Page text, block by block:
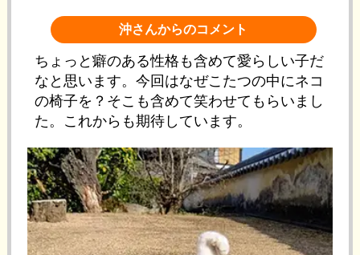
沖さんからのコメント
ちょっと癖のある性格も含めて愛らしい子だ
なと思います。今回はなぜこたつの中にネコ
の椅子を？そこも含めて笑わせてもらいまし
た。これからも期待しています。